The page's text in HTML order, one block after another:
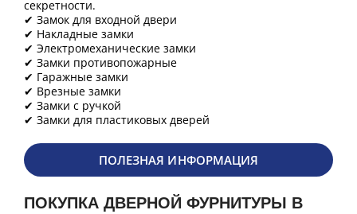
секретности.
✔ Замок для входной двери
✔ Накладные замки
✔ Электромеханические замки
✔ Замки противопожарные
✔ Гаражные замки
✔ Врезные замки
✔ Замки с ручкой
✔ Замки для пластиковых дверей
ПОЛЕЗНАЯ ИНФОРМАЦИЯ
ПОКУПКА ДВЕРНОЙ ФУРНИТУРЫ В